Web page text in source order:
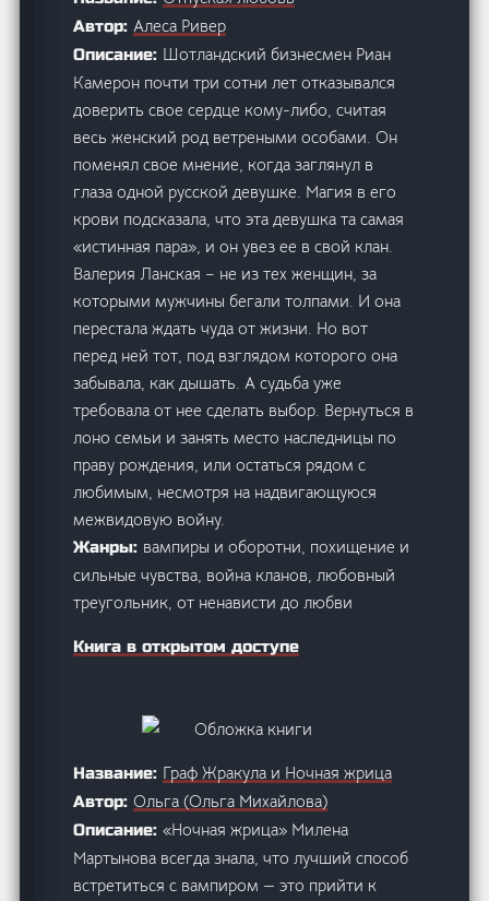
Автор:Алеса Ривер
Описание: Шотландский бизнесмен Риан
Камерон почти три сотни лет отказывался
доверить свое сердце кому-либо, считая
весь женский род ветреными особами. Он
поменял свое мнение, когда заглянул в
глаза одной русской девушке. Магия в его
крови подсказала, что эта девушка та самая
«истинная пара», и он увез ее в свой клан.
Валерия Ланская – не из тех женщин, за
которыми мужчины бегали толпами. И она
перестала ждать чуда от жизни. Но вот
перед ней тот, под взглядом которого она
забывала, как дышать. А судьба уже
требовала от нее сделать выбор. Вернуться в
лоно семьи и занять место наследницы по
праву рождения, или остаться рядом с
любимым, несмотря на надвигающуюся
межвидовую войну.
Жанры: вампиры и оборотни, похищение и
сильные чувства, война кланов, любовный
треугольник, от ненависти до любви
Книга в открытом доступе
Название: Граф Жракула и Ночная жрица
Автор:Ольга (Ольга Михайлова)
Описание:«Ночная жрица» Милена
Мартынова всегда знала, что лучший способ
встретиться с вампиром — это прийти к